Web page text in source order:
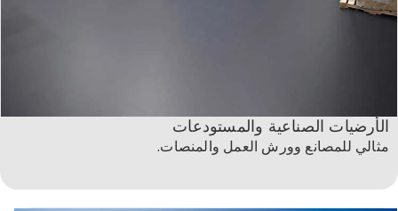
الأرضيات الصناعية والمستودعات
مثالي للمصانع وورش العمل والمنصات.